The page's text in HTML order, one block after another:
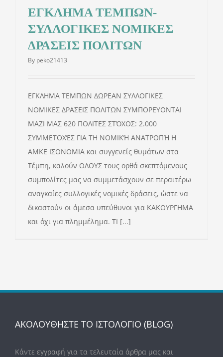
ΕΓΚΛΗΜΑ ΤΕΜΠΩΝ-
ΣΥΛΛΟΓΙΚΕΣ ΝΟΜΙΚΕΣ
ΔΡΑΣΕΙΣ ΠΟΛΙΤΩΝ
By peko21413
ΕΓΚΛΗΜΑ ΤΕΜΠΩΝ ΔΩΡΕΑΝ ΣΥΛΛΟΓΙΚΕΣ
ΝΟΜΙΚΕΣ ΔΡΑΣΕΙΣ ΠΟΛΙΤΩΝ ΣΥΜΠΟΡΕΥΟΝΤΑΙ
ΜΑΖΙ ΜΑΣ 620 ΠΟΛΙΤΕΣ ΣΤΌΧΟΣ: 2.000
ΣΥΜΜΕΤΟΧΈΣ ΓΙΑ ΤΗ ΝΟΜΙΚΉ ΑΝΑΤΡΟΠΉ Η
ΑΜΚΕ ΙΣΟΝΟΜΙΑ και συγγενείς θυμάτων στα
Τέμπη, καλούν ΟΛΟΥΣ τους ορθά σκεπτόμενους
συμπολίτες μας να συμμετάσχουν σε περαιτέρω
αναγκαίες συλλογικές νομικές δράσεις, ώστε να
δικαστούν οι άμεσα υπεύθυνοι για ΚΑΚΟΥΡΓΗΜΑ
και όχι για πλημμέλημα. ΤΙ [...]
ΑΚΟΛΟΥΘΗΣΤΕ ΤΟ ΙΣΤΟΛΟΓΙΟ (BLOG)
Κάντε εγγραφή για τα τελευταία άρθρα μας και